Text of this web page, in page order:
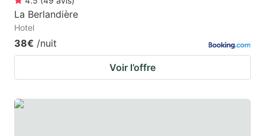
La Berlandière
Hotel
38€ /nuit
Voir l’offre